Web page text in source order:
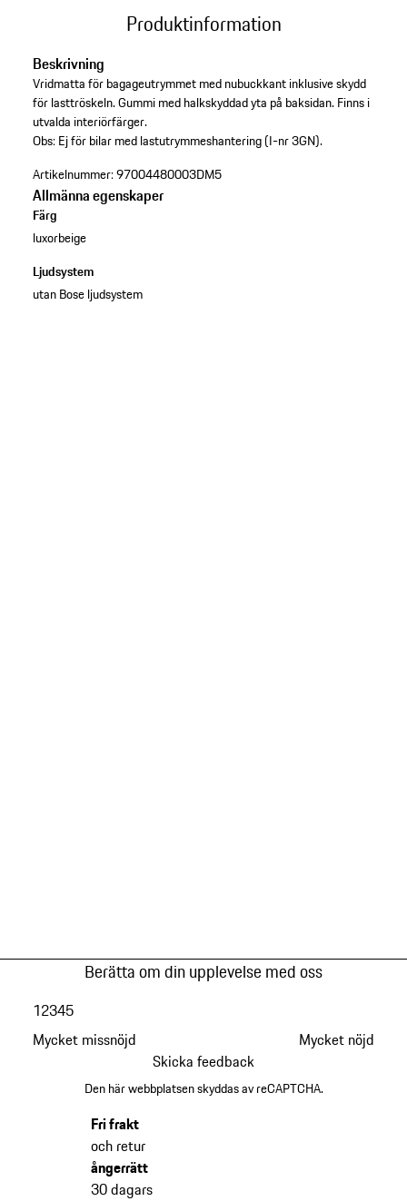
Produktinformation
Beskrivning
Vridmatta för bagageutrymmet med nubuckkant inklusive skydd
för lasttröskeln. Gummi med halkskyddad yta på baksidan. Finns i
utvalda interiörfärger.
Obs: Ej för bilar med lastutrymmeshantering (I-nr 3GN).
Artikelnummer:97004480003DM5
Allmänna egenskaper
Färg
luxorbeige
Ljudsystem
utan Bose ljudsystem
Berätta om din upplevelse med oss
Mycket missnöjd
12345
Mycket nöjd
Skicka feedback
Den här webbplatsen skyddas av reCAPTCHA.
Fri frakt
och retur
ångerrätt
30 dagars